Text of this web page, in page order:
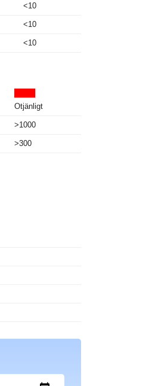
<10
<10
<10
Otjänligt
>1000
>300